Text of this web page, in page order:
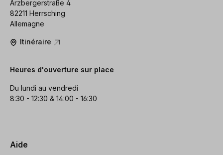
Arzbergerstraße 4
82211 Herrsching
Allemagne
Itinéraire
Heures d'ouverture sur place
Du lundi au vendredi
8:30 - 12:30 & 14:00 - 16:30
Aide